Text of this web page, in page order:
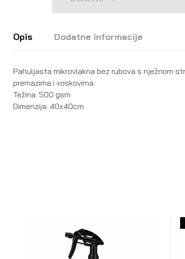
Opis Dodatne informacije
Pahuljasta mikrovlakna bez rubova s nježnom
premazima i voskovima.
Težina: 500 gsm
Dimenzija: 40x40cm